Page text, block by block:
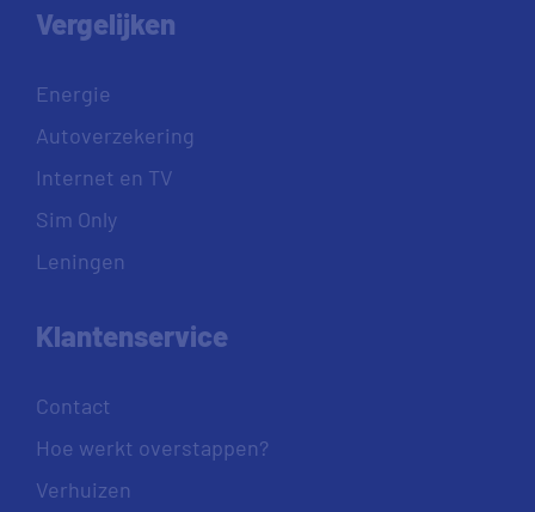
Vergelijken
Energie
Autoverzekering
Internet en TV
Sim Only
Leningen
Klantenservice
Contact
Hoe werkt overstappen?
Verhuizen